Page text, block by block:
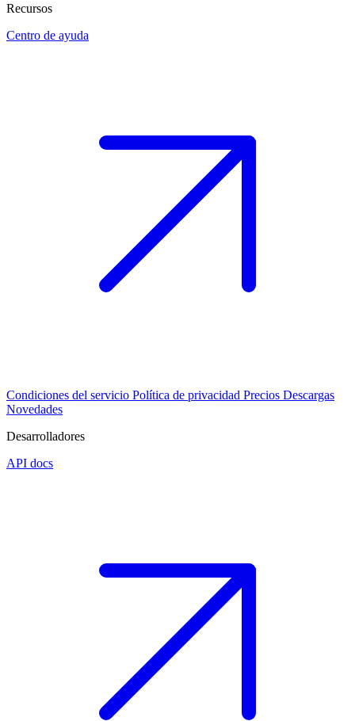
Recursos
Centro de ayuda
Condiciones del servicio Política de privacidad Precios Descargas
Novedades
Desarrolladores
API docs